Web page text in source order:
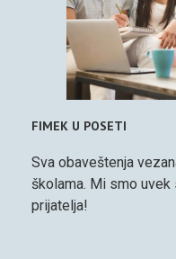
FIMEK U POSETI
Sva obaveštenja
školama. Mi smo
prijatelja!